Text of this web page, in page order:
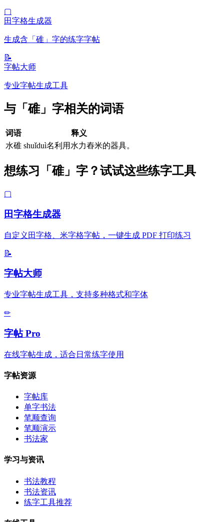
▢
田字格生成器
生成含「碓」字的练字字帖
📝
字帖大师
专业字帖生成工具
与「碓」字相关的词语
词语
释义
水碓 shuǐduì名利用水力舂米的器具。
想练习「碓」字？试试这些练字工具
▢
田字格生成器
自定义田字格、米字格字帖，一键生成 PDF 打印练习
📝
字帖大师
专业字帖生成工具，支持多种格式和字体
✏
字帖 Pro
在线字帖生成，适合日常练字使用
字帖资源
字帖库
单字书法
笔顺查询
笔顺演示
书法家
学习与资讯
书法教程
书法资讯
练字工具推荐